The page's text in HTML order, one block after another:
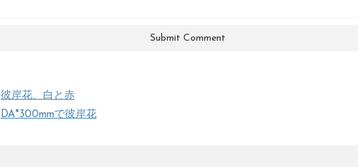
彼岸花、白と赤
DA*300mmで彼岸花